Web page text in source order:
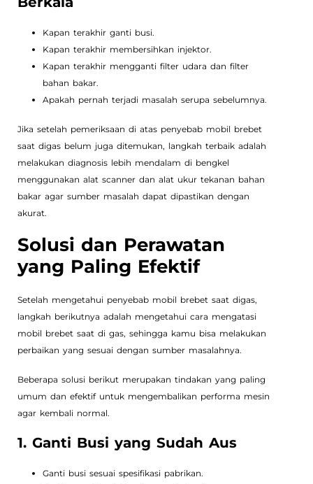
Kapan terakhir ganti busi.
Kapan terakhir membersihkan injektor.
Kapan terakhir mengganti filter udara dan filter
bahan bakar.
Apakah pernah terjadi masalah serupa sebelumnya.
Jika setelah pemeriksaan di atas penyebab mobil brebet
saat digas belum juga ditemukan, langkah terbaik adalah
melakukan diagnosis lebih mendalam di bengkel
menggunakan alat scanner dan alat ukur tekanan bahan
bakar agar sumber masalah dapat dipastikan dengan
akurat.
Solusi dan Perawatan
yang Paling Efektif
Setelah mengetahui penyebab mobil brebet saat digas,
langkah berikutnya adalah mengetahui cara mengatasi
mobil brebet saat di gas, sehingga kamu bisa melakukan
perbaikan yang sesuai dengan sumber masalahnya.
Beberapa solusi berikut merupakan tindakan yang paling
umum dan efektif untuk mengembalikan performa mesin
agar kembali normal.
1. Ganti Busi yang Sudah Aus
Ganti busi sesuai spesifikasi pabrikan.